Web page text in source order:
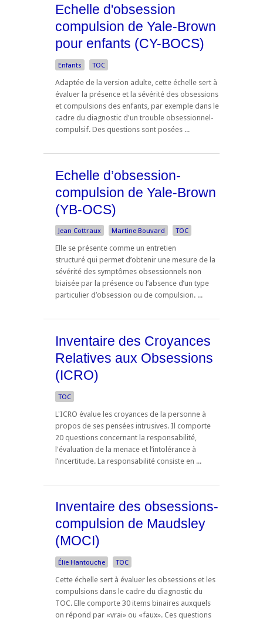
Echelle d'obsession
compulsion de Yale-Brown
pour enfants (CY-BOCS)
Enfants TOC
Adaptée de la version adulte, cette échelle sert à
évaluer la présence et la sévérité des obsessions
et compulsions des enfants, par exemple dans le
cadre du diagnostic d'un trouble obsessionnel-
compulsif. Des questions sont posées ...
Echelle d’obsession-
compulsion de Yale-Brown
(YB-OCS)
Jean Cottraux Martine Bouvard TOC
Elle se présente comme un entretien
structuré qui permet d’obtenir une mesure de la
sévérité des symptômes obsessionnels non
biaisée par la présence ou l’absence d’un type
particulier d’obsession ou de compulsion. ...
Inventaire des Croyances
Relatives aux Obsessions
(ICRO)
TOC
L'ICRO évalue les croyances de la personne à
propos de ses pensées intrusives. Il comporte
20 questions concernant la responsabilité,
l'évaluation de la menace et l’intolérance à
l’incertitude. La responsabilité consiste en ...
Inventaire des obsessions-
compulsion de Maudsley
(MOCI)
Élie Hantouche TOC
Cette échelle sert à évaluer les obsessions et les
compulsions dans le cadre du diagnostic du
TOC. Elle comporte 30 items binaires auxquels
on répond par «vrai» ou «faux». Ces questions